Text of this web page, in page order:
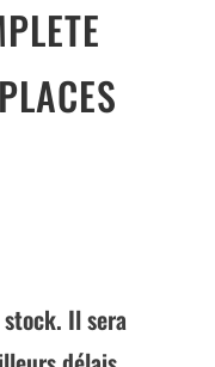
Il sera